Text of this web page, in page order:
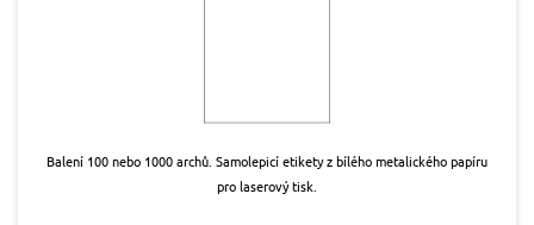
Balení 100 nebo 1000 archů. Samolepicí etikety z bílého metalického papíru
pro laserový tisk.